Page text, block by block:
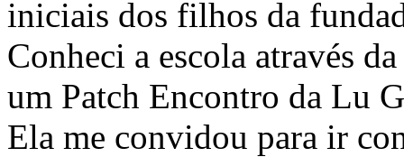
iniciais dos filhos da
Conheci a escola através
um Patch Encontro da Lu
Ela me convidou para ir